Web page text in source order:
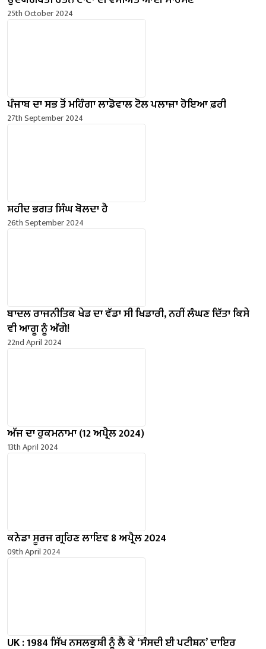
25th October 2024
ਪੰਜਾਬ ਦਾ ਸਭ ਤੋਂ ਮਹਿੰਗਾ ਲਾਡੋਵਾਲ ਟੋਲ ਪਲਾਜ਼ਾ ਹੋਇਆ ਫ਼ਰੀ
27th September 2024
ਸ਼ਹੀਦ ਭਗਤ ਸਿੰਘ ਬੋਲਦਾ ਹੈ
26th September 2024
ਬਾਦਲ ਰਾਜਨੀਤਿਕ ਖੇਡ ਦਾ ਵੱਡਾ ਸੀ ਖਿਡਾਰੀ, ਨਹੀਂ ਲੰਘਣ ਦਿੱਤਾ ਕਿਸੇ
ਵੀ ਆਗੂ ਨੂੰ ਅੱਗੇ!
22nd April 2024
ਅੱਜ ਦਾ ਹੁਕਮਨਾਮਾ (12 ਅਪ੍ਰੈਲ 2024)
13th April 2024
ਕਨੇਡਾ ਸੂਰਜ ਗ੍ਰਹਿਣ ਲਾਇਵ 8 ਅਪ੍ਰੈਲ 2024
09th April 2024
UK : 1984 ਸਿੱਖ ਨਸਲਕੁਸ਼ੀ ਨੂੰ ਲੈ ਕੇ ‘ਸੰਸਦੀ ਈ ਪਟੀਸ਼ਨ’ ਦਾਇਰ